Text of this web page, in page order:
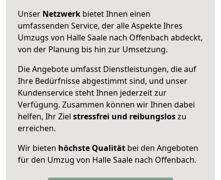
Unser Netzwerk bietet Ihnen einen
umfassenden Service, der alle Aspekte Ihres
Umzugs von Halle Saale nach Offenbach abdeckt,
von der Planung bis hin zur Umsetzung.
Die Angebote umfasst Dienstleistungen, die auf
Ihre Bedürfnisse abgestimmt sind, und unser
Kundenservice steht Ihnen jederzeit zur
Verfügung. Zusammen können wir Ihnen dabei
helfen, Ihr Ziel stressfrei und reibungsloszu
erreichen.
Wir bieten höchste Qualität bei den Angeboten
für den Umzug von Halle Saale nach Offenbach.